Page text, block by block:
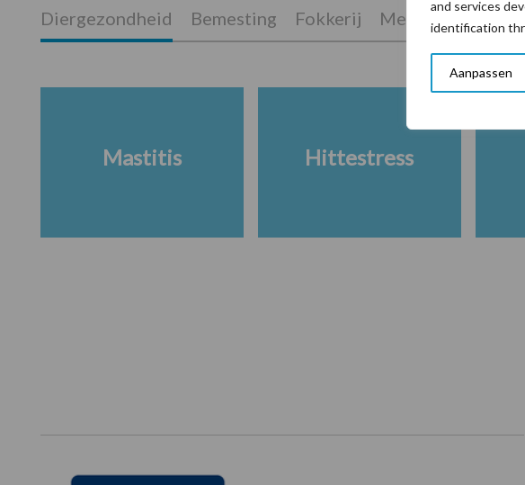
and services
identification
Aanpassen
Diergezondheid Bemesting Fokkerij Melkveebedrijf
Mastitis Hittestress